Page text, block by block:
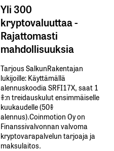
Yli 300
kryptovaluuttaa -
Rajattomasti
mahdollisuuksia
Tarjous SalkunRakentajan
lukijoille: Käyttämällä​ ​
alennuskoodia​ ​SRFI17X,​ ​saat​ ​1
%:n treidauskulut​ ​ensimmäiselle​ ​
kuukaudelle​ ​(50%​ ​
alennus).Coinmotion Oy on
Finanssivalvonnan valvoma
kryptovarapalvelun tarjoaja ja
maksulaitos.